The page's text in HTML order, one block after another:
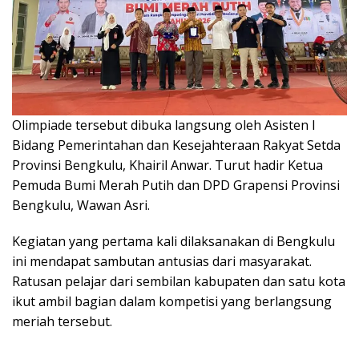
Olimpiade tersebut dibuka langsung oleh Asisten I
Bidang Pemerintahan dan Kesejahteraan Rakyat Setda
Provinsi Bengkulu, Khairil Anwar. Turut hadir Ketua
Pemuda Bumi Merah Putih dan DPD Grapensi Provinsi
Bengkulu, Wawan Asri.
Kegiatan yang pertama kali dilaksanakan di Bengkulu
ini mendapat sambutan antusias dari masyarakat.
Ratusan pelajar dari sembilan kabupaten dan satu kota
ikut ambil bagian dalam kompetisi yang berlangsung
meriah tersebut.